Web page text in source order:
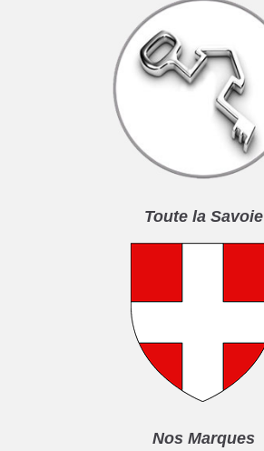
Toute la Savoie
Nos Marques